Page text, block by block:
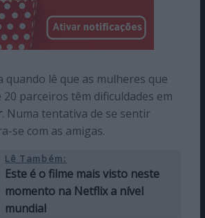
quando lê que as mulheres que
parceiros têm dificuldades em
. Numa tentativa de se sentir
se com as amigas.
Lê Também:
Este é o filme mais visto neste
momento na Netflix a nível
mundial